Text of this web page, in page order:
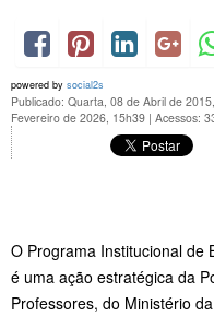
powered by social2s
Publicado: Quarta, 08 de Abril de
Fevereiro de 2026, 15h39 | Acessos:
O Programa Institucional de
é uma ação estratégica da
Professores, do Ministério